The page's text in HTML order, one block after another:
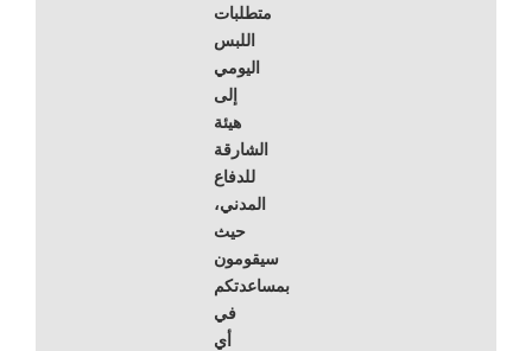
متطلبات
اللبس
اليومي
إلى
هيئة
الشارقة
للدفاع
المدني،
حيث
سيقومون
بمساعدتكم
في
أي